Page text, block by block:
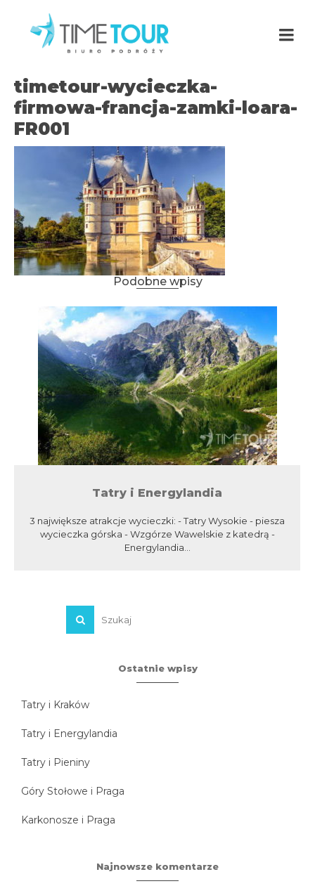
timetour-wycieczka-
firmowa-francja-zamki-loara-
FR001
Podobne wpisy
Tatry i Energylandia
3 największe atrakcje wycieczki: - Tatry Wysokie - piesza
wycieczka górska - Wzgórze Wawelskie z katedrą -
Energylandia...
Ostatnie wpisy
Tatry i Kraków
Tatry i Energylandia
Tatry i Pieniny
Góry Stołowe i Praga
Karkonosze i Praga
Najnowsze komentarze